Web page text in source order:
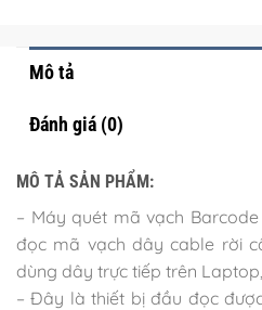
Mô tả
Đánh giá (0)
MÔ TẢ SẢN PHẨM:
– Máy quét mã vạch
đọc mã vạch dây cable rời
dùng dây trực tiếp trên
– Đây là thiết bị đầu đọc